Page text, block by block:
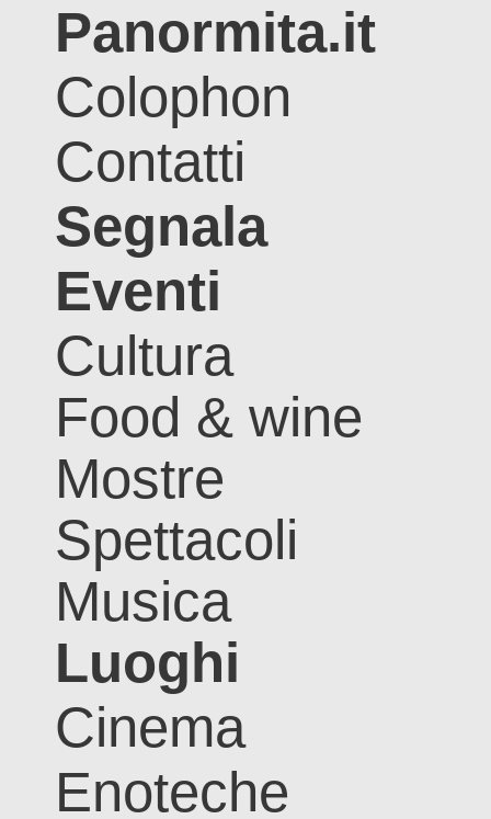
Panormita.it
Colophon
Contatti
Segnala
Eventi
Cultura
Food & wine
Mostre
Spettacoli
Musica
Luoghi
Cinema
Enoteche